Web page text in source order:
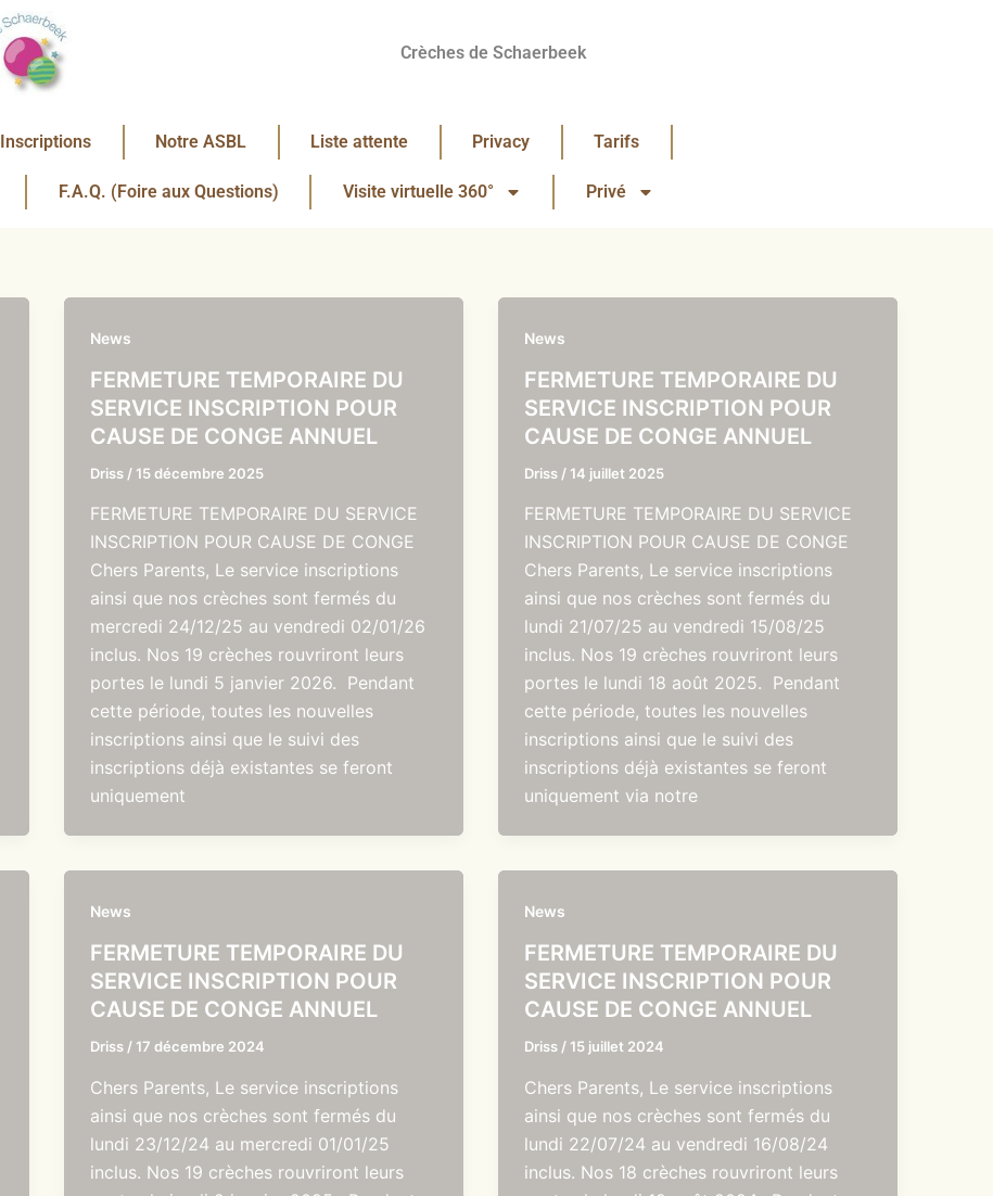
Crèches de Schaerbeek
Inscriptions Notre ASBL Liste attente Privacy Tarifs
F.A.Q. (Foire aux Questions) Visite virtuelle 360° Privé
News
FERMETURE TEMPORAIRE DU
SERVICE INSCRIPTION POUR
CAUSE DE CONGE ANNUEL
Driss / 15 décembre 2025
FERMETURE TEMPORAIRE DU SERVICE
INSCRIPTION POUR CAUSE DE CONGE
Chers Parents, Le service inscriptions
ainsi que nos crèches sont fermés du
mercredi 24/12/25 au vendredi 02/01/26
inclus. Nos 19 crèches rouvriront leurs
portes le lundi 5 janvier 2026. Pendant
cette période, toutes les nouvelles
inscriptions ainsi que le suivi des
inscriptions déjà existantes se feront
uniquement
News
FERMETURE TEMPORAIRE DU
SERVICE INSCRIPTION POUR
CAUSE DE CONGE ANNUEL
Driss / 14 juillet 2025
FERMETURE TEMPORAIRE DU SERVICE
INSCRIPTION POUR CAUSE DE CONGE
Chers Parents, Le service inscriptions
ainsi que nos crèches sont fermés du
lundi 21/07/25 au vendredi 15/08/25
inclus. Nos 19 crèches rouvriront leurs
portes le lundi 18 août 2025. Pendant
cette période, toutes les nouvelles
inscriptions ainsi que le suivi des
inscriptions déjà existantes se feront
uniquement via notre
News
FERMETURE TEMPORAIRE DU
SERVICE INSCRIPTION POUR
CAUSE DE CONGE ANNUEL
Driss / 17 décembre 2024
Chers Parents, Le service inscriptions
ainsi que nos crèches sont fermés du
lundi 23/12/24 au mercredi 01/01/25
inclus. Nos 19 crèches rouvriront leurs
News
FERMETURE TEMPORAIRE DU
SERVICE INSCRIPTION POUR
CAUSE DE CONGE ANNUEL
Driss / 15 juillet 2024
Chers Parents, Le service inscriptions
ainsi que nos crèches sont fermés du
lundi 22/07/24 au vendredi 16/08/24
inclus. Nos 18 crèches rouvriront leurs